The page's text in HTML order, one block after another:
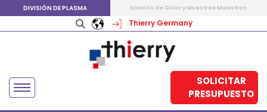
DIVISIÓN DE PLASMA División de Color y Muestras Maestras
Thierry Germany
SOLICITAR
PRESUPUESTO